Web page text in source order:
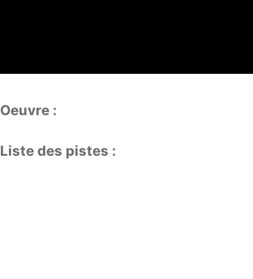
Oeuvre :
Liste des pistes :